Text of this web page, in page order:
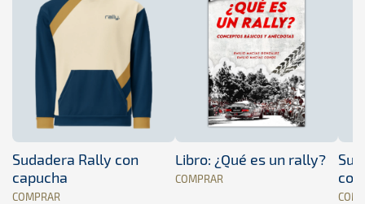
Sudadera Rally con
capucha
COMPRAR
Libro: ¿Qué es un rally?
COMPRAR